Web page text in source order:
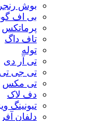
بوش رنجر
بی اف
پرماتکس
تاف داگ
توله
تی آر دی
تی جی تی
تی مکس
دف لاک
تیونینگ
دلفان